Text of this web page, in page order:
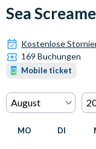
Sea
Kostenlose
169 Buchungen
Mobile ticket
MO DI